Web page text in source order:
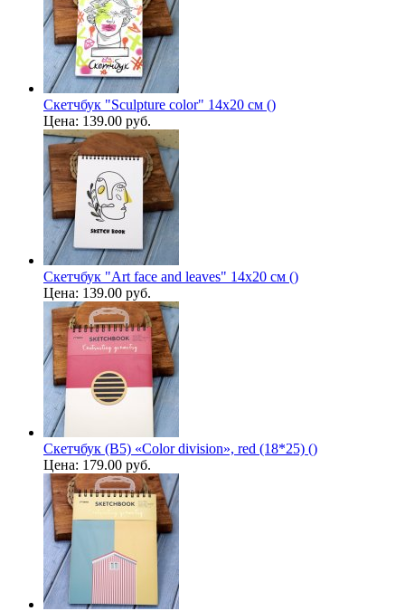
Скетчбук "Sculpture color" 14х20 см ()
Цена: 139.00 руб.
Скетчбук "Art face and leaves" 14х20 см ()
Цена: 139.00 руб.
Скетчбук (B5) «Color division», red (18*25) ()
Цена: 179.00 руб.